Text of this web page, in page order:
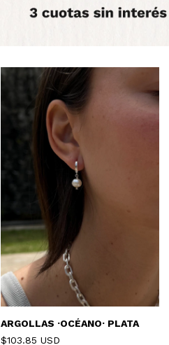
ARGOLLAS ·OCÉANO· PLATA
$103.85 USD